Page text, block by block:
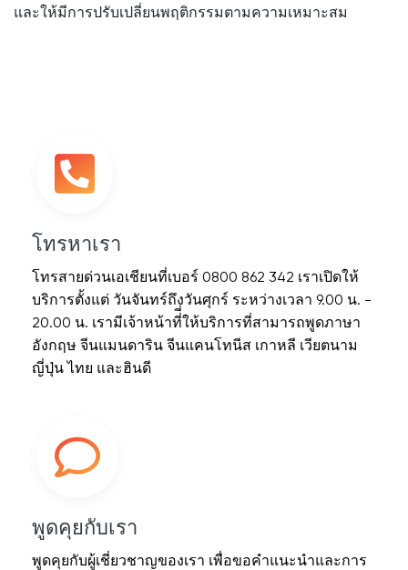
และให้มีการปรับเปลี่ยนพฤติกรรมตามความเหมาะสม
โทรหาเรา
โทรสายด่วนเอเชียนที่เบอร์ 0800 862 342 เราเปิดให้
บริการตั้งแต่ วันจันทร์ถึงวันศุกร์ ระหว่างเวลา 9.00 น. -
20.00 น. เรามีเจ้าหน้าที่ี่ให้บริการที่สามารถพูดภาษา
อังกฤษ จีนแมนดาริน จีนแคนโทนีส เกาหลี เวียตนาม
ญี่ปุ่น ไทย และฮินดี
พูดคุยกับเรา
พูดคุยกับผู้เชี่ยวชาญของเรา เพื่อขอคำแนะนำและการ